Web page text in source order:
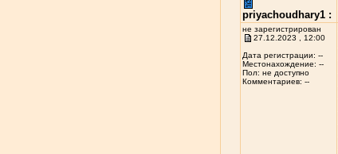
priyachoudhary1 :
не зарегистрирован
27.12.2023 , 12:00
Дата регистрации: --
Местонахождение: --
Пол: не доступно
Комментариев: --